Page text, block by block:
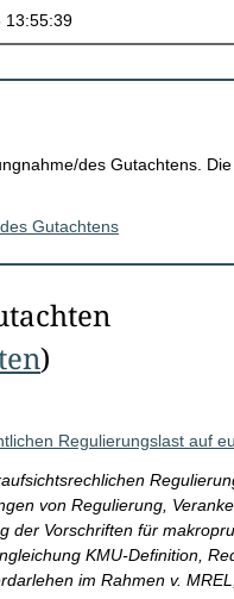
des Gutachtens.
Gutachtens
)
Regulierungslast auf
von Regulierung,
der Vorschriften für
KMU-Definition,
im Rahmen v.